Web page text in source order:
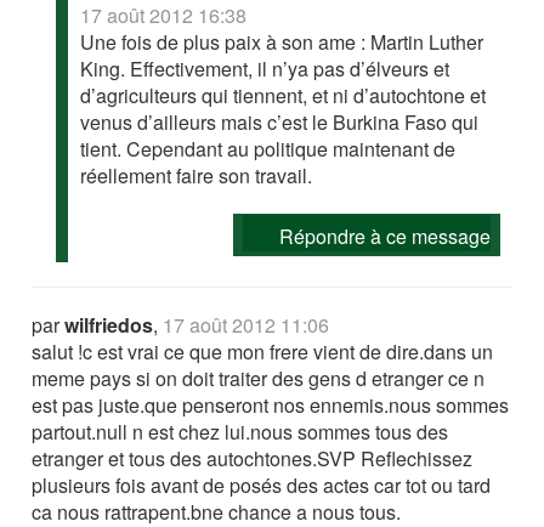
17 août 2012 16:38
Une fois de plus paix à son ame : Martin Luther
King. Effectivement, il n’ya pas d’élveurs et
d’agriculteurs qui tiennent, et ni d’autochtone et
venus d’ailleurs mais c’est le Burkina Faso qui
tient. Cependant au politique maintenant de
réellement faire son travail.
Répondre à ce message
parwilfriedos, 17 août 2012 11:06
salut !c est vrai ce que mon frere vient de dire.dans un
meme pays si on doit traiter des gens d etranger ce n
est pas juste.que penseront nos ennemis.nous sommes
partout.null n est chez lui.nous sommes tous des
etranger et tous des autochtones.SVP Reflechissez
plusieurs fois avant de posés des actes car tot ou tard
ca nous rattrapent.bne chance a nous tous.